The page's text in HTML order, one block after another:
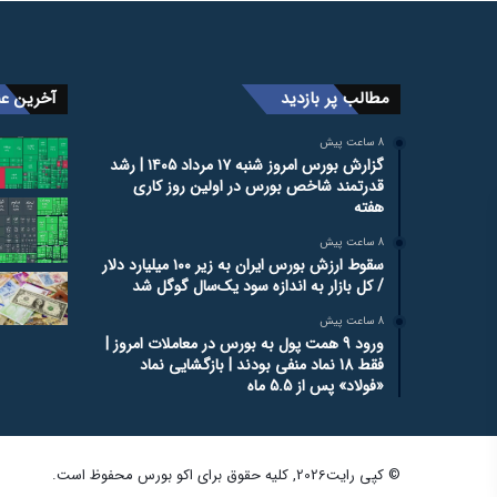
مطالب پر بازدید
8 ساعت پیش
گزارش بورس امروز شنبه ۱۷ مرداد ۱۴۰۵ | رشد
قدرتمند شاخص بورس در اولین روز کاری
هفته
8 ساعت پیش
سقوط ارزش بورس ایران به زیر ۱۰۰ میلیارد دلار
/ کل بازار به اندازه سود یک‌سال گوگل شد
8 ساعت پیش
ورود 9 همت پول به بورس در معاملات امروز |
فقط 18 نماد منفی بودند | بازگشایی نماد
«فولاد» پس از 5.5 ماه
آخرین
© کپی رایت2026, کلیه حقوق برای اکو بورس محفوظ است.